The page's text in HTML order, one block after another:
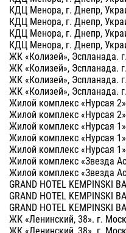
КДЦ Менора, г. Днепр,
КДЦ Менора, г. Днепр,
КДЦ Менора, г. Днепр,
КДЦ Менора, г. Днепр,
ЖК «Колизей», Эспланада.
ЖК «Колизей», Эспланада.
ЖК «Колизей», Эспланада.
ЖК «Колизей», Эспланада.
Жилой комплекс «Нурсая
Жилой комплекс «Нурсая
Жилой комплекс «Нурсая
Жилой комплекс «Нурсая
Жилой комплекс «Нурсая
Жилой комплекс «Звезда
Жилой комплекс «Звезда
GRAND HOTEL KEMPINSKI
GRAND HOTEL KEMPINSKI
GRAND HOTEL KEMPINSKI
ЖК «Ленинский, 38». г.
ЖК «Ленинский, 38». г.